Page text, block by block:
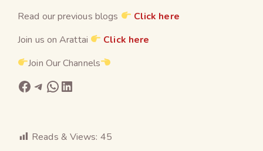
Read our previous blogs
Click here
Join us on Arattai
Click here
Join Our Channels
Reads & Views: 45